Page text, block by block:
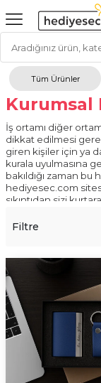
Tüm Ürünler
Kurumsal
İş ortamı diğer
dikkat edilmesi
giren kişiler için ya
kurala uyulmasına
bakıldığı zaman
hediyesec.com
sıkıntıdan sizi
Kurumsal
üzerinden tercih
isimlik
. Kişiye özel
setleri.
Kişiye
yazılar.
Kişiye özel
diğer şirketlere göre
hazırlayıp sunarak
uygun olan bu
internet üzerinden
imkanı sayesinde
çok imkandan
Filtre